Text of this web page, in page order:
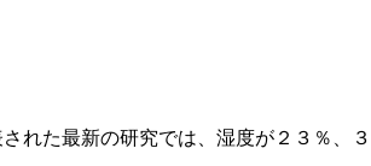
れた最新の研究では、湿度が２３％、３